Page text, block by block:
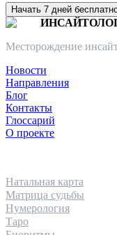
Начать 7 дней
Месторождение
Новости
Направления
Блог
Контакты
Глоссарий
О проекте
Натальная карта
Матрица судьбы
Нумерология
Таро